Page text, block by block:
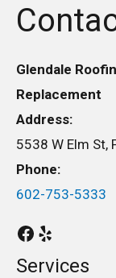
Glendale
Replacement
Address:
5538 W Elm St,
Phone:
602-753-5333
Services